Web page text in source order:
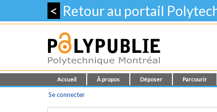
< Retour au portail
Accueil À propos Déposer Parcourir
Se connecter